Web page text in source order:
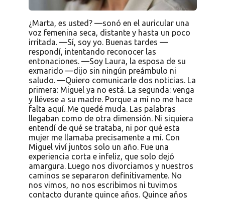
¿Marta, es usted? —sonó en el auricular una
voz femenina seca, distante y hasta un poco
irritada. —Sí, soy yo. Buenas tardes —
respondí, intentando reconocer las
entonaciones. —Soy Laura, la esposa de su
exmarido —dijo sin ningún preámbulo ni
saludo. —Quiero comunicarle dos noticias. La
primera: Miguel ya no está. La segunda: venga
y llévese a su madre. Porque a mí no me hace
falta aquí. Me quedé muda. Las palabras
llegaban como de otra dimensión. Ni siquiera
entendí de qué se trataba, ni por qué esta
mujer me llamaba precisamente a mí. Con
Miguel viví juntos solo un año. Fue una
experiencia corta e infeliz, que solo dejó
amargura. Luego nos divorciamos y nuestros
caminos se separaron definitivamente. No
nos vimos, no nos escribimos ni tuvimos
contacto durante quince años. Quince años